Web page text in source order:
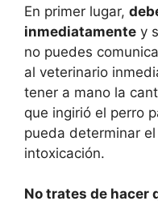
En primer lugar,
inmediatamente y
no puedes
al veterinario
tener a mano la
que ingirió el perro
pueda determinar
intoxicación.
No trates de hacer